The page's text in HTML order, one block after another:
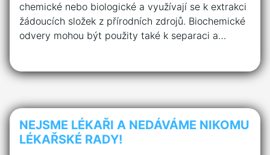
chemické nebo biologické a využívají se k extrakci
žádoucích složek z přírodních zdrojů. Biochemické
odvery mohou být použity také k separaci a…
NEJSME LÉKAŘI A NEDÁVÁME NIKOMU
LÉKAŘSKÉ RADY!